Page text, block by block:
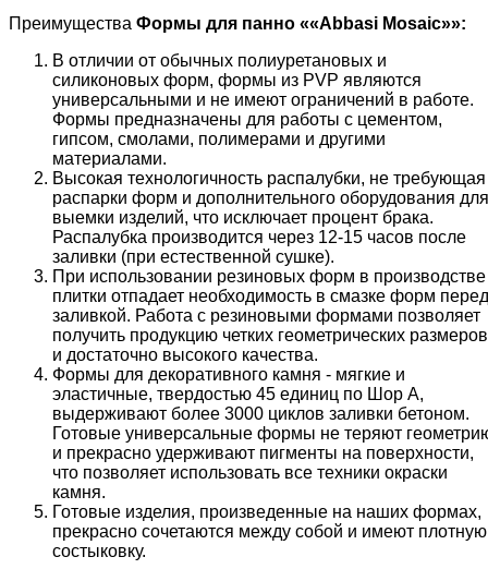
Преимущества Формы для панно ««Abbasi Mosaic»»:
В отличии от обычных полиуретановых и
силиконовых форм, формы из PVP являются
универсальными и не имеют ограничений в работе.
Формы предназначены для работы с цементом,
гипсом, смолами, полимерами и другими
материалами.
Высокая технологичность распалубки, не требующая
распарки форм и дополнительного оборудования для
выемки изделий, что исключает процент брака.
Распалубка производится через 12-15 часов после
заливки (при естественной сушке).
При использовании резиновых форм в производстве
плитки отпадает необходимость в смазке форм перед
заливкой. Работа с резиновыми формами позволяет
получить продукцию четких геометрических размеров
и достаточно высокого качества.
Формы для декоративного камня - мягкие и
эластичные, твердостью 45 единиц по Шор А,
выдерживают более 3000 циклов заливки бетоном.
Готовые универсальные формы не теряют
и прекрасно удерживают пигменты на поверхности,
что позволяет использовать все техники окраски
камня.
Готовые изделия, произведенные на наших формах,
прекрасно сочетаются между собой и имеют плотную
состыковку.